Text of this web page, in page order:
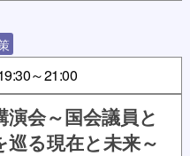
～21:00
会～国会議員と
る現在と未来～